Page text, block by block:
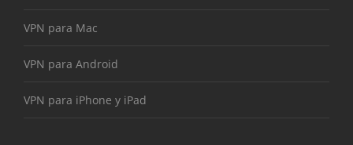
VPN para Mac
VPN para Android
VPN para iPhone y iPad